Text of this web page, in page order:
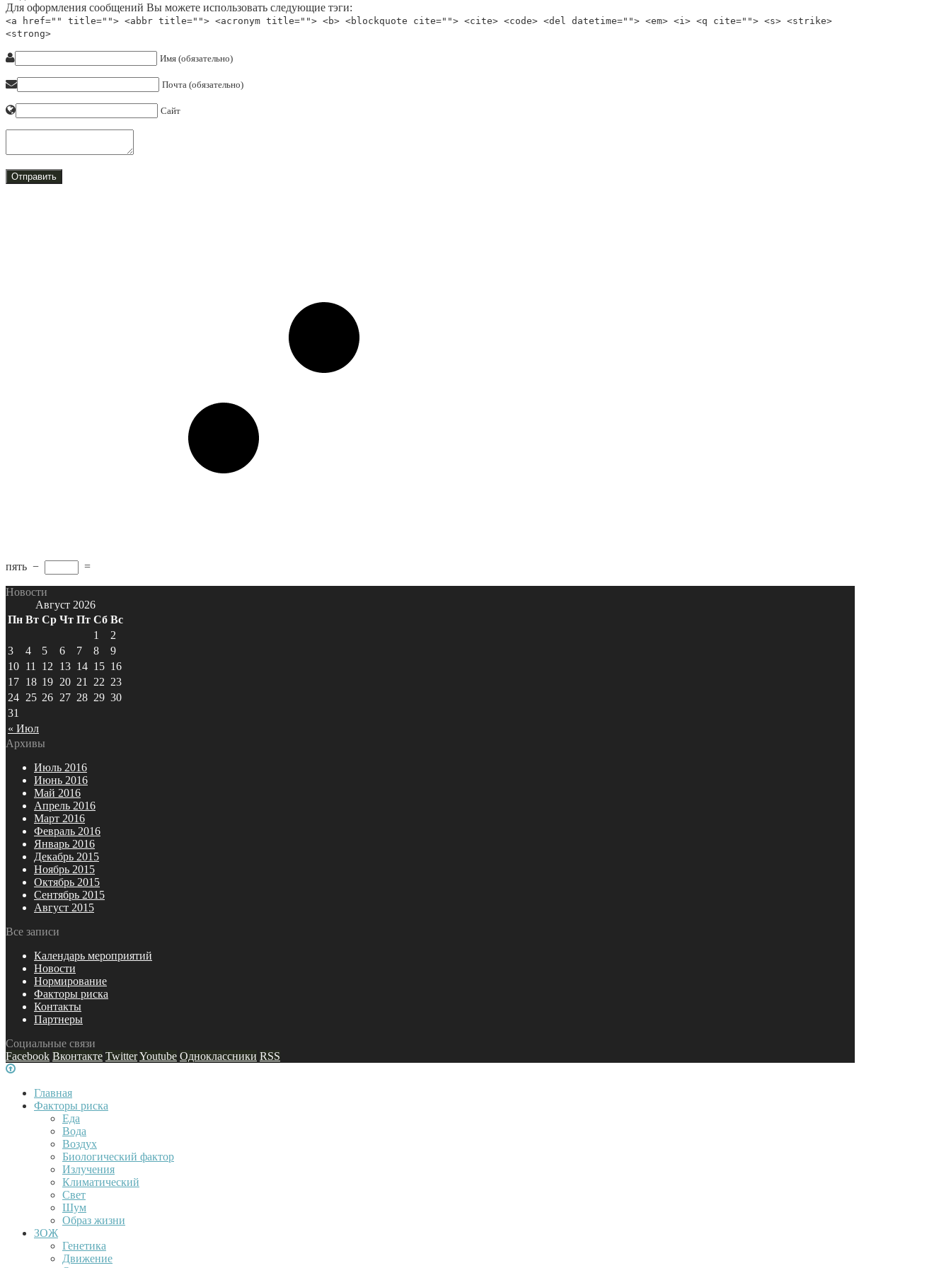
Для оформления сообщений Вы можете использовать следующие тэги:
<a href="" title=""> <abbr title=""> <acronym title=""> <b> <blockquote cite=""> <cite> <code> <del datetime=""> <em> <i> <q cite=""> <s> <strike>
<strong>
Имя (обязательно)
Почта (обязательно)
Сайт
пять − =
Новости
Август 2026
Пн Вт Ср Чт Пт Сб Вс
« Июл
1
2
3
4 5 6 7 8
9
10 11 12 13 14 15 16
17 18 19 20 21 22 23
24 25 26 27 28 29 30
31
Архивы
Июль 2016
Июнь 2016
Май 2016
Апрель 2016
Март 2016
Февраль 2016
Январь 2016
Декабрь 2015
Ноябрь 2015
Октябрь 2015
Сентябрь 2015
Август 2015
Все записи
Календарь мероприятий
Новости
Нормирование
Факторы риска
Контакты
Партнеры
Социальные связи
Facebook Вконтакте TwitterYoutube Одноклассники RSS
Главная
Факторы риска
Еда
Вода
Воздух
Биологический фактор
Излучения
Климатический
Свет
Шум
Образ жизни
ЗОЖ
Генетика
Движение